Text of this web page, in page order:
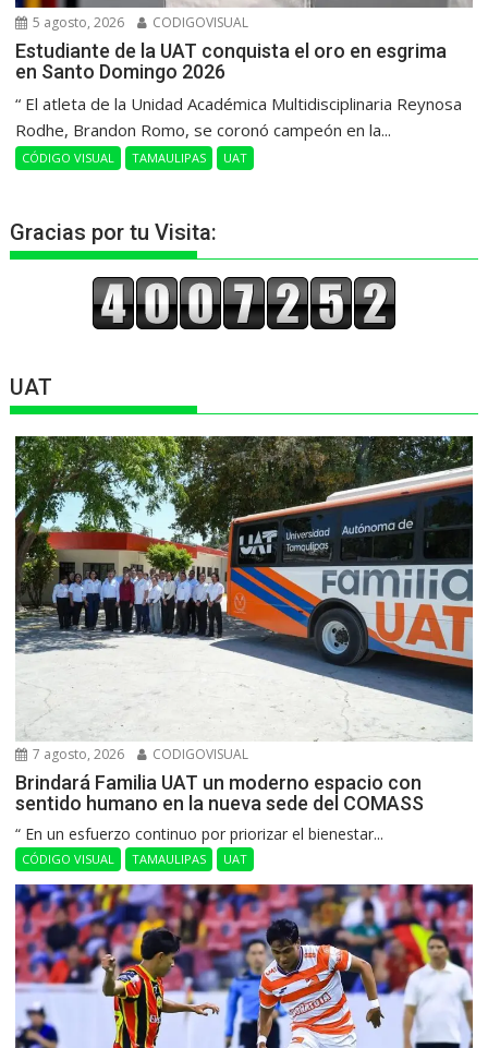
5 agosto, 2026 CODIGOVISUAL
Estudiante de la UAT conquista el oro en esgrima
en Santo Domingo 2026
“ El atleta de la Unidad Académica Multidisciplinaria Reynosa
Rodhe, Brandon Romo, se coronó campeón en la...
CÓDIGO VISUAL TAMAULIPAS UAT
Gracias por tu Visita:
UAT
7 agosto, 2026 CODIGOVISUAL
Brindará Familia UAT un moderno espacio con
sentido humano en la nueva sede del COMASS
“ En un esfuerzo continuo por priorizar el bienestar...
CÓDIGO VISUAL TAMAULIPAS UAT